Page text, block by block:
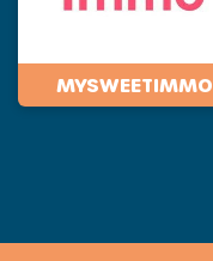
MYSWEETIMMO